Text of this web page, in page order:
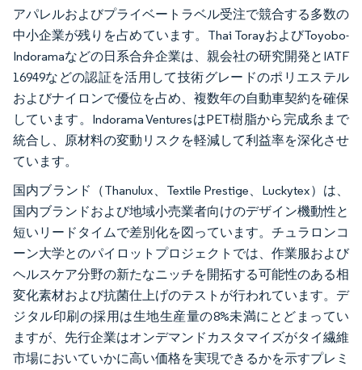
アパレルおよびプライベートラベル受注で競合する多数の
中小企業が残りを占めています。Thai TorayおよびToyobo-
Indoramaなどの日系合弁企業は、親会社の研究開発とIATF
16949などの認証を活用して技術グレードのポリエステル
およびナイロンで優位を占め、複数年の自動車契約を確保
しています。Indorama VenturesはPET樹脂から完成糸まで
統合し、原材料の変動リスクを軽減して利益率を深化させ
ています。
国内ブランド（Thanulux、Textile Prestige、Luckytex）は、
国内ブランドおよび地域小売業者向けのデザイン機動性と
短いリードタイムで差別化を図っています。チュラロンコ
ーン大学とのパイロットプロジェクトでは、作業服および
ヘルスケア分野の新たなニッチを開拓する可能性のある相
変化素材および抗菌仕上げのテストが行われています。デ
ジタル印刷の採用は生地生産量の8%未満にとどまってい
ますが、先行企業はオンデマンドカスタマイズがタイ繊維
市場においていかに高い価格を実現できるかを示すプレミ